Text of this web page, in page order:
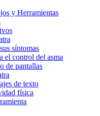
y Herramientas
síntomas
el control del asma
de pantallas
de texto
física